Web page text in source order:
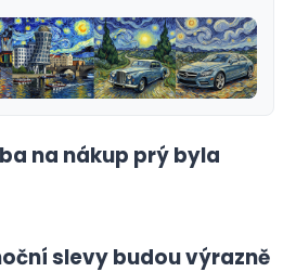
na nákup prý byla
slevy budou výrazně